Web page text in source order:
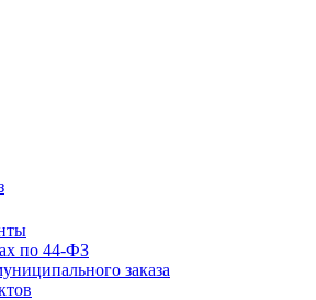
по 44-ФЗ
заказа